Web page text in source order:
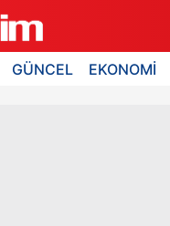
GÜNCEL EKONOMİ